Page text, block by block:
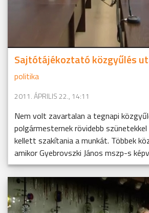
Sajtótájékoztató közgyűlés
politika
2011. ÁPRILIS 22., 14:11
Nem volt zavartalan a tegnapi
polgármesternek rövidebb
kellett szakítania a munkát. Többek
amikor Gyebrovszki János mszp-s